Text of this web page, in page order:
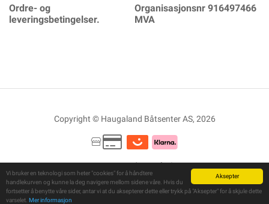
Aksepter
Vi bruker en teknologi som heter "cookies" for å håndtere
handlekurven og kunne la deg navigere mellom sidene våre. Hvis du
fortsetter å benytte våre sider, antar vi at du aksepterer dette eller trykk på "Aksepter" for å skjule dette
varselet. Mer informasjon
Ordre- og
leveringsbetingelser.
Organisasjonsnr 916497466
MVA
Copyright © Haugaland Båtsenter AS, 2026
Powered ByTelaris